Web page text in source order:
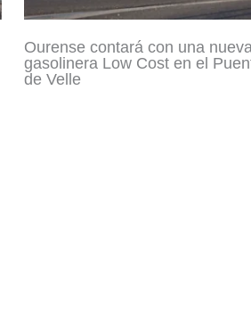
Ourense contará con una
gasolinera Low Cost en el
de Velle